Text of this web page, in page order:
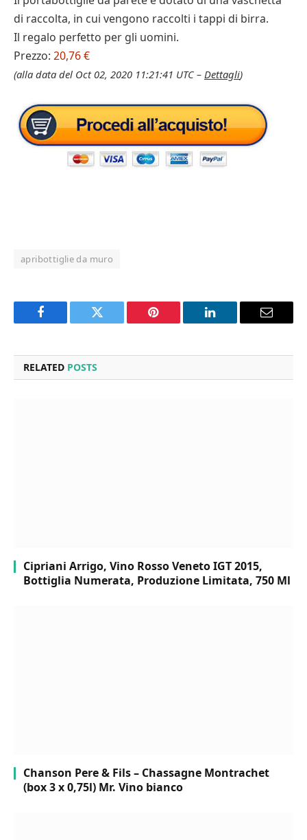
di raccolta, in cui vengono raccolti i tappi di birra.
Il regalo perfetto per gli uomini.
Prezzo: 20,76 €
(alla data del Oct 02, 2020 11:21:41 UTC – Dettagli)
apribottiglie da muro
Facebook Twitter Pinterest LinkedIn Email
RELATED POSTS
Cipriani Arrigo, Vino Rosso Veneto IGT 2015,
Bottiglia Numerata, Produzione Limitata, 750 Ml
Chanson Pere & Fils – Chassagne Montrachet
(box 3 x 0,75l) Mr. Vino bianco